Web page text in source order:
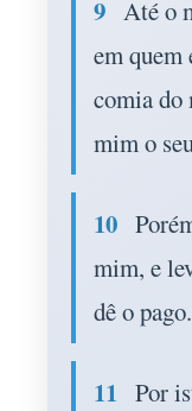
9 Até o
em quem
comia do
mim o
10
mim, e
dê o pago.
11 Por